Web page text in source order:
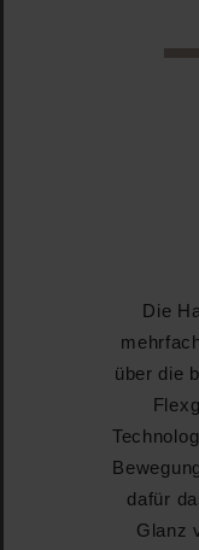
Die
über die
dafür
Glanz